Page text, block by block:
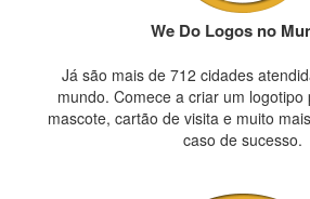
We Do Logos no
Já são mais de 712 cidades
mundo. Comece a criar um logotipo
mascote, cartão de visita e muito
caso de sucesso.